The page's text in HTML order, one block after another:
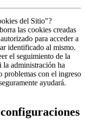
del Sitio"?
las cookies creadas
para acceder a
identificado al mismo.
el seguimiento de la
la administración ha
problemas con el ingreso
ayudará.